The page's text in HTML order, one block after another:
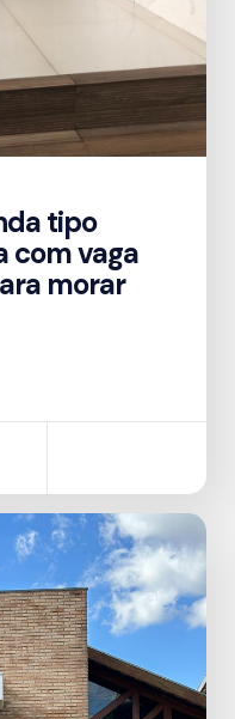
tipo
com vaga
morar